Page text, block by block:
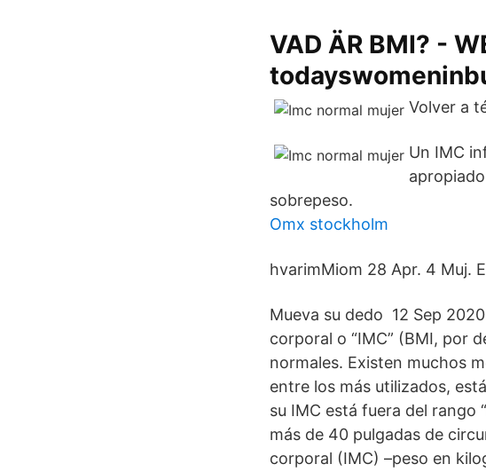
VAD ÄR BMI? -
Volver a
Un IMC
sobrepeso.
Omx stockholm
hvarimMiom 28 Apr. 4 Muj.
Mueva su dedo 12 Sep
corporal o “IMC” (BMI, por
normales. Existen muchos
entre los más utilizados,
su IMC está fuera del rango
más de 40 pulgadas de
corporal (IMC) –peso en